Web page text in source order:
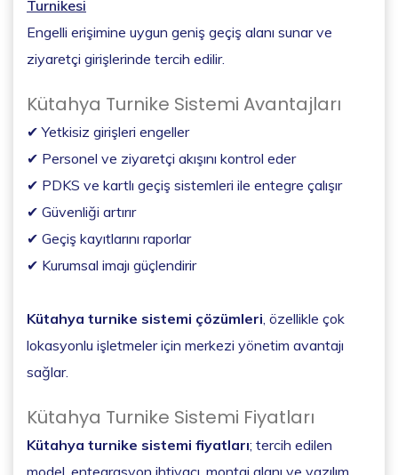
Turnikesi
Engelli erişimine uygun geniş geçiş alanı sunar ve
ziyaretçi girişlerinde tercih edilir.
Kütahya Turnike Sistemi Avantajları
✔ Yetkisiz girişleri engeller
✔ Personel ve ziyaretçi akışını kontrol eder
✔ PDKS ve kartlı geçiş sistemleri ile entegre çalışır
✔ Güvenliği artırır
✔ Geçiş kayıtlarını raporlar
✔ Kurumsal imajı güçlendirir
Kütahya turnike sistemi çözümleri , özellikle çok
lokasyonlu işletmeler için merkezi yönetim avantajı
sağlar.
Kütahya Turnike Sistemi Fiyatları
Kütahya turnike sistemi fiyatları; tercih edilen
model, entegrasyon ihtiyacı, montaj alanı ve yazılım